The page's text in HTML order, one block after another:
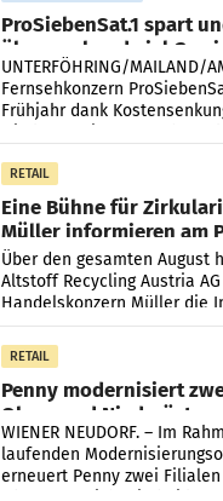
ProSiebenSat.1 spart
überraschend viel
UNTERFÖHRING/MAILAND/
Fernsehkonzern
Frühjahr dank
RETAIL
Eine Bühne für
Müller informieren am
Kreislauffähigkeit
Über den gesamten August
Altstoff Recycling Austria
Handelskonzern Müller die
„Kreislauf-Helden“ in allen
Müller-Filialen
RETAIL
Penny modernisiert
Ober- und
WIENER NEUDORF. – Im
laufenden
erneuert Penny zwei